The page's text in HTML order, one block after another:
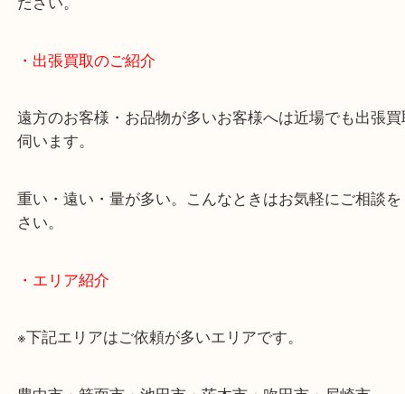
物を整理するケースは年々増加しています。
当店ではそういったお困りの方からのご依頼も大歓
使わないものを売りたいけど値段がつくかわから
そんなときはお気軽に下記フォームより出張買取を
ださい。
・出張買取のご紹介
遠方のお客様・お品物が多いお客様へは近場でも出